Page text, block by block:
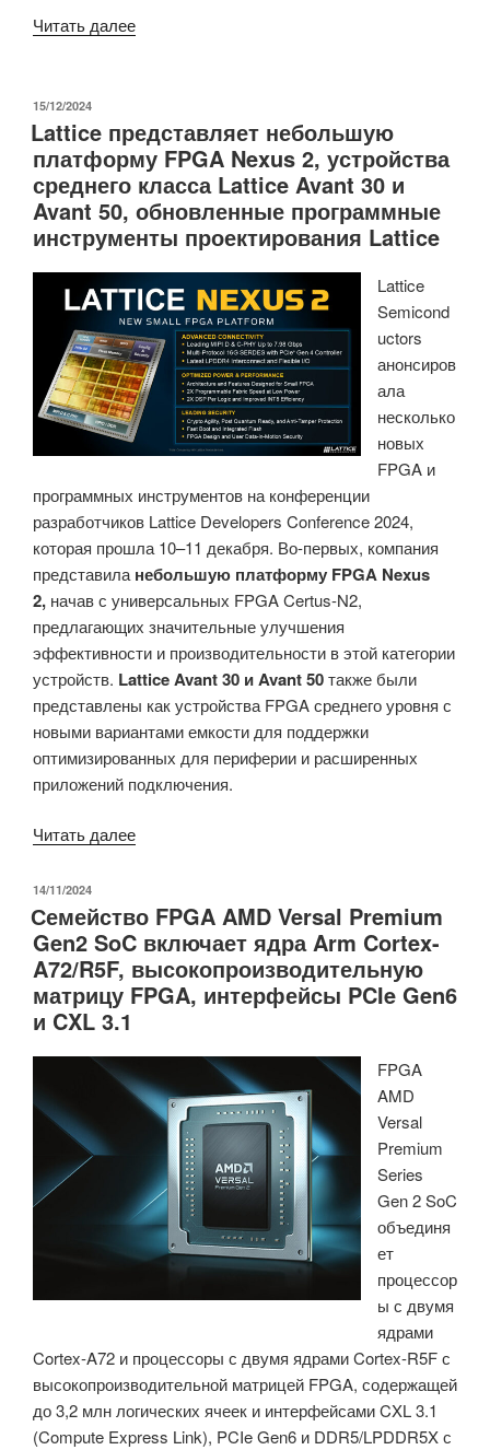
Читать далее«Aerium
носитель
NVIDIA
Jetson
для
дронов
роботов»
ОПУБЛИКОВАНО
15/12/2024
Lattice представляет небольшую
платформу FPGA Nexus 2, устройства
среднего класса Lattice Avant 30 и
Avant 50, обновленные программные
инструменты проектирования Lattice
Lattice
Semicond
uctors
анонсиров
ала
несколько
новых
FPGA и
программных инструментов на конференции
разработчиков Lattice Developers Conference 2024,
которая прошла 10–11 декабря. Во-первых, компания
представила небольшую платформу FPGA Nexus
2, начав с универсальных FPGA Certus-N2,
предлагающих значительные улучшения
эффективности и производительности в этой категории
устройств. Lattice Avant 30 и Avant 50также были
представлены как устройства FPGA среднего уровня с
новыми вариантами емкости для поддержки
оптимизированных для периферии и расширенных
приложений подключения.
Читать далее«Lattice
платформу
FPGA
Nexus
2,
Lattice
Avant
Avant
50,
обновленные
программные
инструменты
Lattice»
ОПУБЛИКОВАНО
14/11/2024
Семейство FPGA AMD Versal Premium
Gen2 SoC включает ядра Arm Cortex-
A72/R5F, высокопроизводительную
матрицу FPGA, интерфейсы PCIe Gen6
и CXL 3.1
FPGA
AMD
Versal
Premium
Series
Gen 2 SoC
объединя
ет
процессор
ы с двумя
ядрами
Cortex-A72 и процессоры с двумя ядрами Cortex-R5F с
высокопроизводительной матрицей FPGA, содержащей
до 3,2 млн логических ячеек и интерфейсами CXL 3.1
(Compute Express Link), PCIe Gen6 и DDR5/LPDDR5X с